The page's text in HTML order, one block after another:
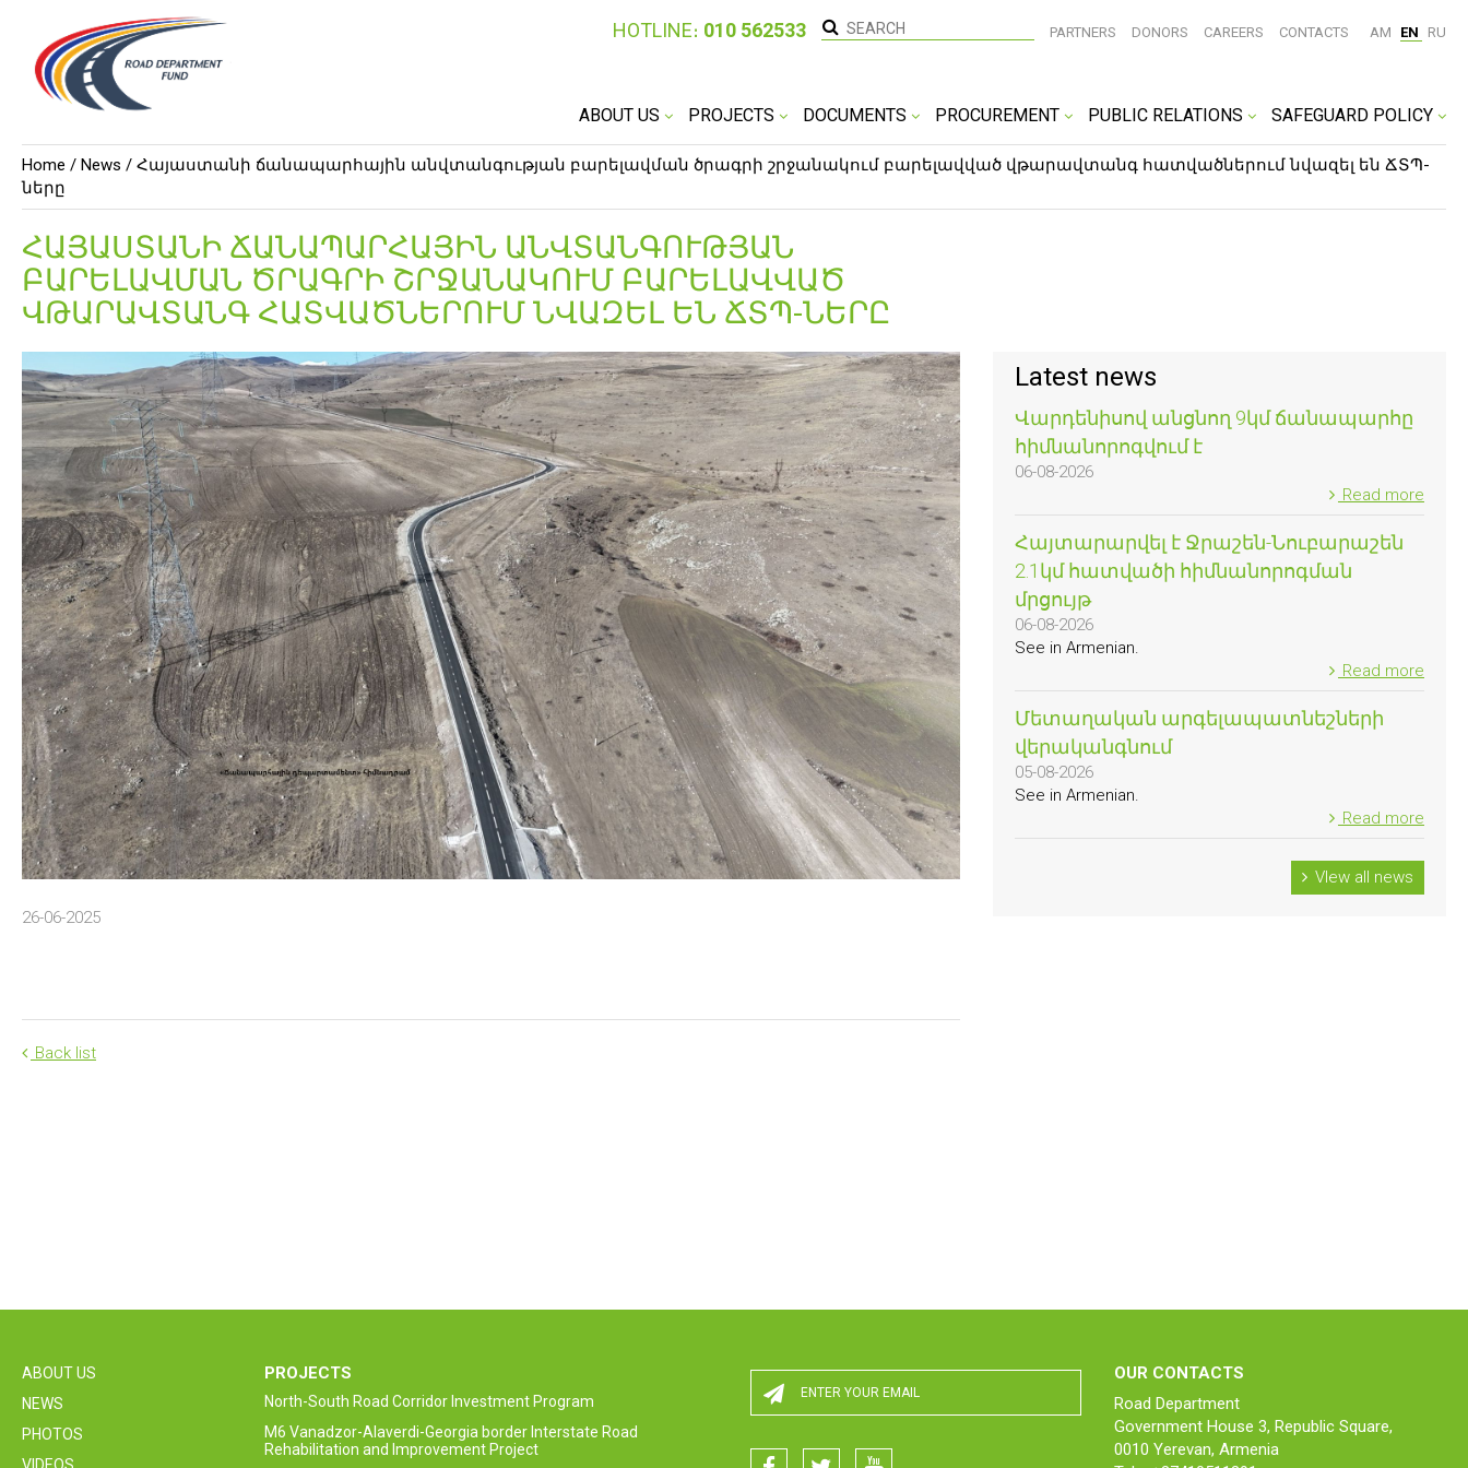
ABOUT US PROJECTS DOCUMENTS PROCUREMENT PUBLIC RELATIONS SAFEGUARD POLICY
HOTLINE։ 010 562533 PARTNERS DONORS CAREERS CONTACTS AM EN RU
Home / News / Հայաստանի ճանապարհային անվտանգության բարելավման ծրագրի շրջանակում բարելավված վթարավտանգ հատվածներում նվազել են ՃՏՊ-
ները
ՀԱՅԱՍՏԱՆԻ ՃԱՆԱՊԱՐՀԱՅԻՆ ԱՆՎՏԱՆԳՈՒԹՅԱՆ
ԲԱՐԵԼԱՎՄԱՆ ԾՐԱԳՐԻ ՇՐՋԱՆԱԿՈՒՄ ԲԱՐԵԼԱՎՎԱԾ
ՎԹԱՐԱՎՏԱՆԳ ՀԱՏՎԱԾՆԵՐՈՒՄ ՆՎԱԶԵԼ ԵՆ ՃՏՊ-ՆԵՐԸ
26-06-2025
Back list
Latest news
Վարդենիսով անցնող 9կմ ճանապարհը
հիմնանորոգվում է
06-08-2026
Read more
Հայտարարվել է Ջրաշեն-Նուբարաշեն
2.1կմ հատվածի հիմնանորոգման
մրցույթ
06-08-2026
See in Armenian.
Read more
Մետաղական արգելապատնեշների
վերականգնում
05-08-2026
See in Armenian.
Read more
VIew all news
ABOUT US
NEWS
PHOTOS
PROJECTS
North-South Road Corridor Investment Program
M6 Vanadzor-Alaverdi-Georgia border Interstate Road
Rehabilitation and Improvement Project
OUR CONTACTS
Road Department
Government House 3, Republic Square,
0010 Yerevan, Armenia